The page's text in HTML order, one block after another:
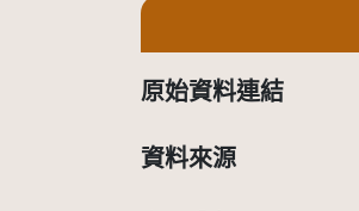
原始資料連結
資料來源